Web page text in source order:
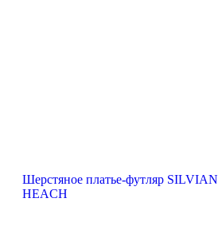
Шерстяное платье-футляр SILVIAN
HEACH